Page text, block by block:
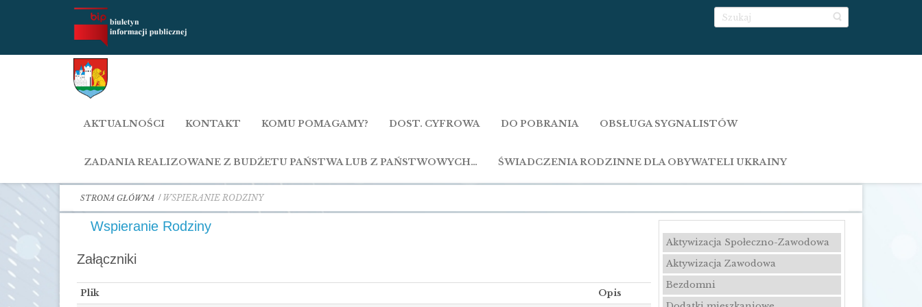
AKTUALNOŚCI KONTAKT KOMU POMAGAMY? DOST. CYFROWA DO POBRANIA OBSŁUGA SYGNALISTÓW
ZADANIA REALIZOWANE Z BUDŻETU PAŃSTWA LUB Z PAŃSTWOWYCH… ŚWIADCZENIA RODZINNE DLA OBYWATELI UKRAINY
STRONA GŁÓWNA WSPIERANIE RODZINY
Wspieranie Rodziny
Załączniki
Plik
Opis
Aktywizacja Społeczno-Zawodowa
Aktywizacja Zawodowa
Bezdomni